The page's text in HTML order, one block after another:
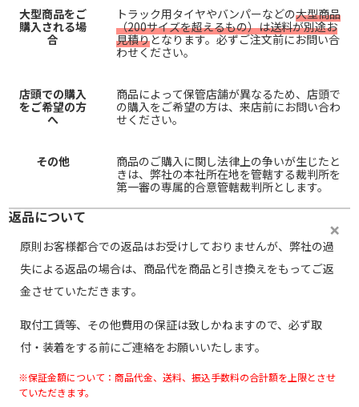
大型商品をご
購入される場
合
トラック用タイヤやバンパーなどの大型商品
（200サイズを超えるもの）は送料が別途お
見積りとなります。必ずご注文前にお問い合
わせください。
店頭での購入
をご希望の方
へ
商品によって保管店舗が異なるため、店頭で
の購入をご希望の方は、来店前にお問い合わ
せください。
その他
商品のご購入に関し法律上の争いが生じたと
きは、弊社の本社所在地を管轄する裁判所を
第一審の専属的合意管轄裁判所とします。
返品について
原則お客様都合での返品はお受けしておりませんが、弊社の過
失による返品の場合は、商品代を商品と引き換えをもってご返
金させていただきます。
取付工賃等、その他費用の保証は致しかねますので、必ず取
付・装着をする前にご連絡をお願いいたします。
※保証金額について：商品代金、送料、振込手数料の合計額を上限とさせ
ていただきます。